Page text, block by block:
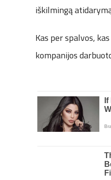
iškilmingą
Kas per spalvos,
kompanijos